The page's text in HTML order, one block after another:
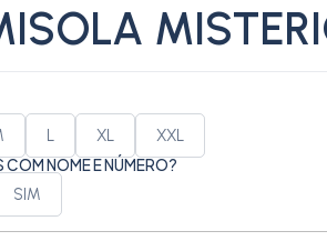
L XL XXL
COM NOME E NÚMERO?
SIM